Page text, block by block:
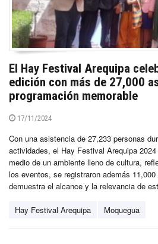
El Hay Festival Arequipa
edición con más de 27,000
programación memorable
17/11/2024
Con una asistencia de 27,233 personas
actividades, el Hay Festival Arequipa
medio de un ambiente lleno de cultura,
los eventos, se registraron además
demuestra el alcance y la relevancia de
Hay Festival Arequipa Moquegua